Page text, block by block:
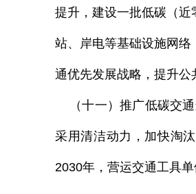
提升，建设一批低碳（
站、岸电等基础设施网
通优先发展战略，提升
（十一）推广低碳交通
采用清洁动力，加快淘
2030年，营运交通工具